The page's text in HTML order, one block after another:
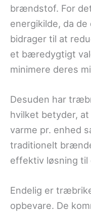
brændstof. For
energikilde, da
bidrager til at
et bæredygtigt
minimere deres
Desuden har
hvilket betyder,
varme pr. enhed
traditionelt
effektiv løsning til
Endelig er
opbevare. De